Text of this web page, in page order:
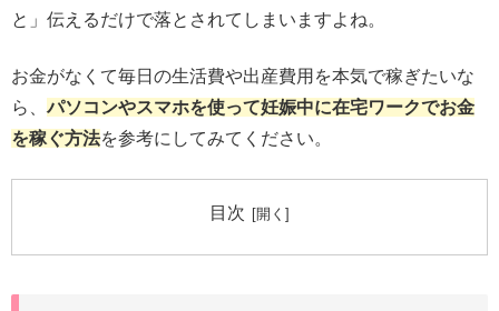
と」伝えるだけで落とされてしまいますよね。
お金がなくて毎日の生活費や出産費用を本気で稼ぎたいな
ら、パソコンやスマホを使って妊娠中に在宅ワークでお金
を稼ぐ方法を参考にしてみてください。
目次